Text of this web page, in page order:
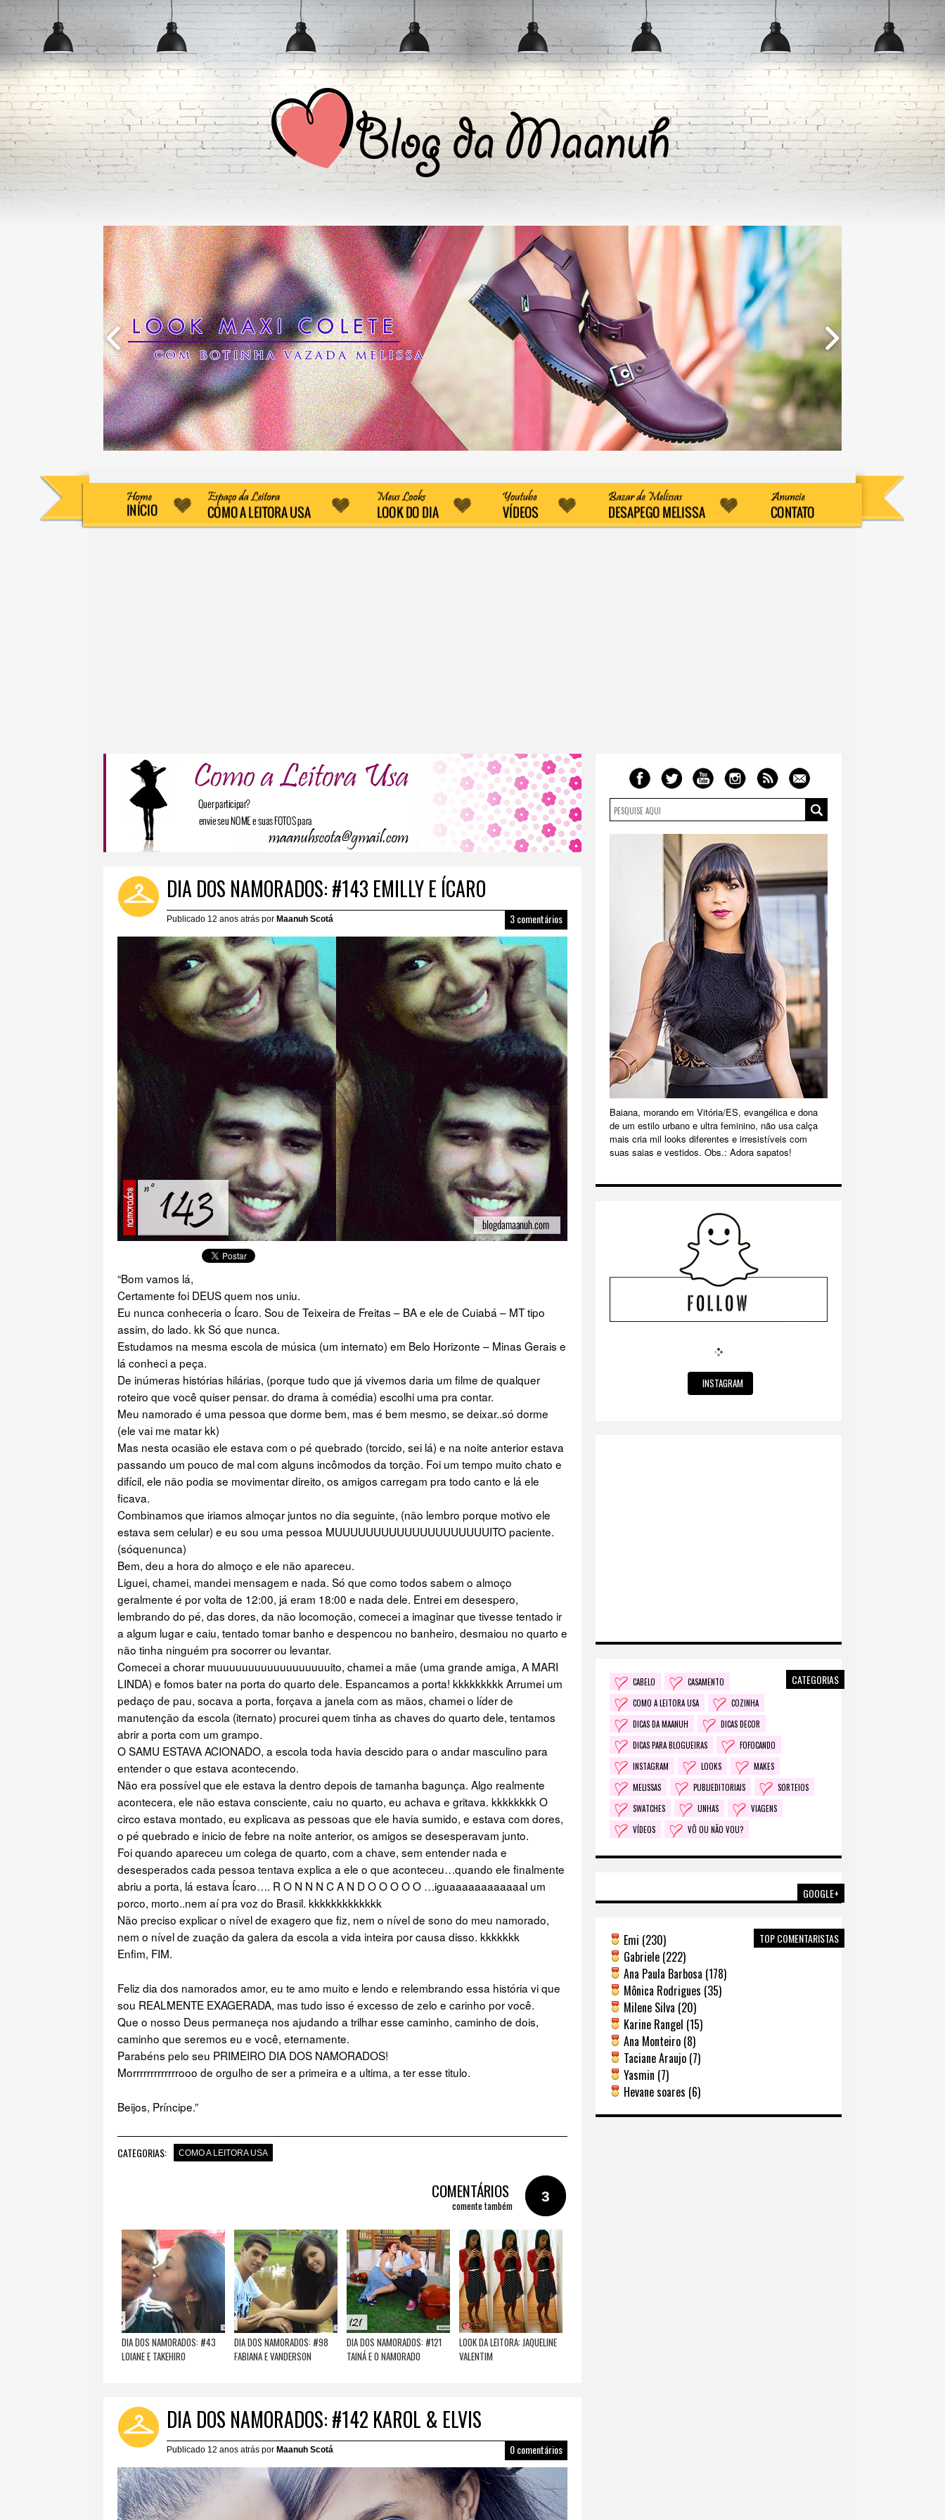
DIA DOS NAMORADOS: #143 EMILLY E ÍCARO
Publicado 12 anos atrás por Maanuh Scotá 3 comentários
“Bom vamos lá,
Certamente foi DEUS quem nos uniu.
Eu nunca conheceria o Ícaro. Sou de Teixeira de Freitas – BA e ele de Cuiabá – MT tipo
assim, do lado. kk Só que nunca.
Estudamos na mesma escola de música (um internato) em Belo Horizonte – Minas Gerais e
lá conheci a peça.
De inúmeras histórias hilárias, (porque tudo que já vivemos daria um filme de qualquer
roteiro que você quiser pensar. do drama à comédia) escolhi uma pra contar.
Meu namorado é uma pessoa que dorme bem, mas é bem mesmo, se deixar..só dorme
(ele vai me matar kk)
Mas nesta ocasião ele estava com o pé quebrado (torcido, sei lá) e na noite anterior estava
passando um pouco de mal com alguns incômodos da torção. Foi um tempo muito chato e
difícil, ele não podia se movimentar direito, os amigos carregam pra todo canto e lá ele
ficava.
Combinamos que iriamos almoçar juntos no dia seguinte, (não lembro porque motivo ele
estava sem celular) e eu sou uma pessoa MUUUUUUUUUUUUUUUUUUUUITO paciente.
(sóquenunca)
Bem, deu a hora do almoço e ele não apareceu.
Liguei, chamei, mandei mensagem e nada. Só que como todos sabem o almoço
geralmente é por volta de 12:00, já eram 18:00 e nada dele. Entrei em desespero,
lembrando do pé, das dores, da não locomoção, comecei a imaginar que tivesse tentado ir
a algum lugar e caiu, tentado tomar banho e despencou no banheiro, desmaiou no quarto e
não tinha ninguém pra socorrer ou levantar.
Comecei a chorar muuuuuuuuuuuuuuuuuuito, chamei a mãe (uma grande amiga, A MARI
LINDA) e fomos bater na porta do quarto dele. Espancamos a porta! kkkkkkkkk Arrumei um
pedaço de pau, socava a porta, forçava a janela com as mãos, chamei o líder de
manutenção da escola (iternato) procurei quem tinha as chaves do quarto dele, tentamos
abrir a porta com um grampo.
O SAMU ESTAVA ACIONADO, a escola toda havia descido para o andar masculino para
entender o que estava acontecendo.
Não era possível que ele estava la dentro depois de tamanha bagunça. Algo realmente
acontecera, ele não estava consciente, caiu no quarto, eu achava e gritava. kkkkkkkk O
circo estava montado, eu explicava as pessoas que ele havia sumido, e estava com dores,
o pé quebrado e inicio de febre na noite anterior, os amigos se desesperavam junto.
Foi quando apareceu um colega de quarto, com a chave, sem entender nada e
desesperados cada pessoa tentava explica a ele o que aconteceu…quando ele finalmente
abriu a porta, lá estava Ícaro…. R O N N N C A N D O O O O O …iguaaaaaaaaaaaal um
porco, morto..nem aí pra voz do Brasil. kkkkkkkkkkkkk
Não preciso explicar o nível de exagero que fiz, nem o nível de sono do meu namorado,
nem o nível de zuação da galera da escola a vida inteira por causa disso. kkkkkkk
Enfim, FIM.
Feliz dia dos namorados amor, eu te amo muito e lendo e relembrando essa história vi que
sou REALMENTE EXAGERADA, mas tudo isso é excesso de zelo e carinho por você.
Que o nosso Deus permaneça nos ajudando a trilhar esse caminho, caminho de dois,
caminho que seremos eu e você, eternamente.
Parabéns pelo seu PRIMEIRO DIA DOS NAMORADOS!
Morrrrrrrrrrrrrooo de orgulho de ser a primeira e a ultima, a ter esse titulo.
Beijos, Príncipe.”
CATEGORIAS: COMO A LEITORA USA
COMENTÁRIOS
comente também
3
DIA DOS NAMORADOS: #43
LOIANE E TAKEHIRO
DIA DOS NAMORADOS: #98
FABIANA E VANDERSON
DIA DOS NAMORADOS: #121
TAINÁ E O NAMORADO
LOOK DA LEITORA: JAQUELINE
VALENTIM
DIA DOS NAMORADOS: #142 KAROL & ELVIS
Publicado 12 anos atrás por Maanuh Scotá 0 comentários
Baiana, morando em Vitória/ES, evangélica e dona
de um estilo urbano e ultra feminino, não usa calça
mais cria mil looks diferentes e irresistíveis com
suas saias e vestidos. Obs.: Adora sapatos!
INSTAGRAM
CATEGORIAS
CABELO
CASAMENTO
COMO A LEITORA USA
COZINHA
DICAS DA MAANUH
DICAS DECOR
DICAS PARA BLOGUEIRAS
FOFOCANDO
INSTAGRAM
LOOKS
MAKES
MELISSAS
PUBLIEDITORIAIS
SORTEIOS
SWATCHES
UNHAS
VIAGENS
VÍDEOS
VÔ OU NÃO VOU?
GOOGLE+
TOP COMENTARISTAS
Emi (230)
Gabriele (222)
Ana Paula Barbosa (178)
Mônica Rodrigues (35)
Milene Silva (20)
Karine Rangel (15)
Ana Monteiro (8)
Taciane Araujo (7)
Yasmin (7)
Hevane soares (6)